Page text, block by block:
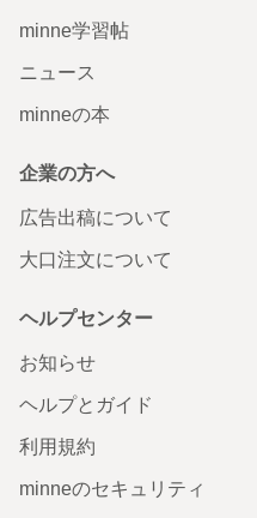
minne学習帖
ニュース
minneの本
企業の方へ
広告出稿について
大口注文について
ヘルプセンター
お知らせ
ヘルプとガイド
利用規約
minneのセキュリティ